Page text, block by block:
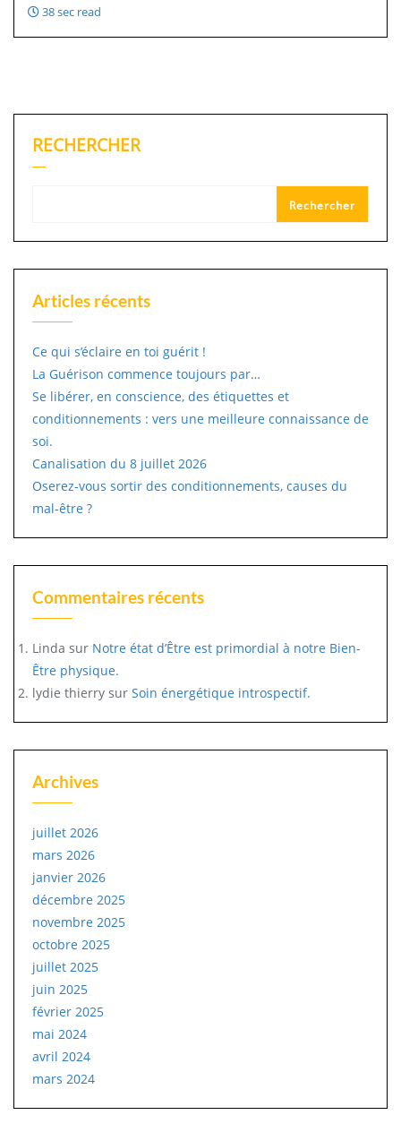
38 sec read
RECHERCHER
Rechercher
Articles récents
Ce qui s’éclaire en toi guérit !
La Guérison commence toujours par…
Se libérer, en conscience, des étiquettes et
conditionnements : vers une meilleure connaissance de
soi.
Canalisation du 8 juillet 2026
Oserez-vous sortir des conditionnements, causes du
mal-être ?
Commentaires récents
Linda sur Notre état d’Être est primordial à notre Bien-
Être physique.
lydie thierry sur Soin énergétique introspectif.
Archives
juillet 2026
mars 2026
janvier 2026
décembre 2025
novembre 2025
octobre 2025
juillet 2025
juin 2025
février 2025
mai 2024
avril 2024
mars 2024